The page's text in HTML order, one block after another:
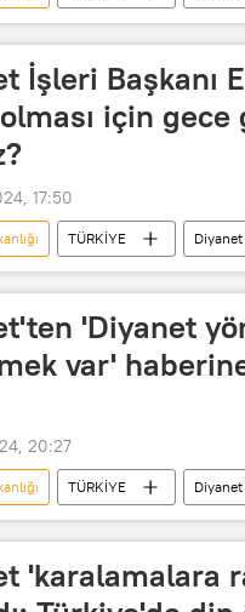
Hac Şikayet
İşleri Başkanı
için gece
17:50
TÜRKİYE Diyanet
Türkiye Diyanet Vakfı (TDV)
'Diyanet
var'
20:27
TÜRKİYE Diyanet
'karalamalara